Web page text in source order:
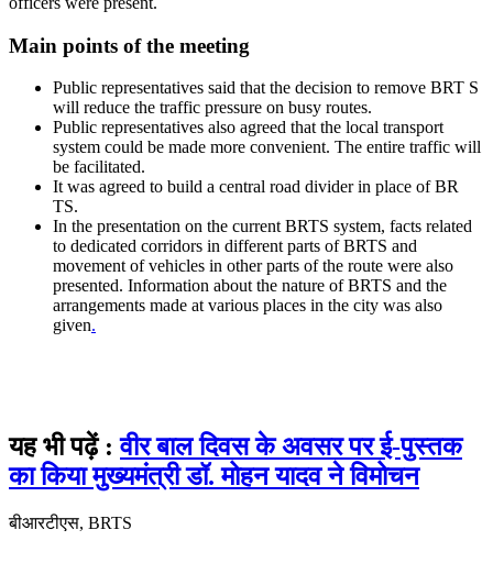
Main points of the meeting
Public representatives said that the decision to remove BRT S
will reduce the traffic pressure on busy routes.
Public representatives also agreed that the local transport
system could be made more convenient. The entire traffic will
be facilitated.
It was agreed to build a central road divider in place of BR
TS.
In the presentation on the current BRTS system, facts related
to dedicated corridors in different parts of BRTS and
movement of vehicles in other parts of the route were also
presented. Information about the nature of BRTS and the
arrangements made at various places in the city was also
given.
यह भी पढ़ें :वीर बाल दिवस के अवसर पर ई-पुस्तक
का किया मुख्यमंत्री डॉ. मोहन यादव ने विमोचन
बीआरटीएस, BRTS